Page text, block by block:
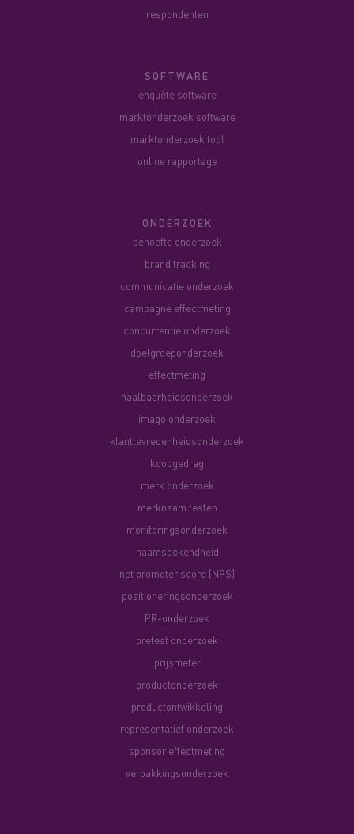
respondenten
SOFTWARE
enquête software
marktonderzoek software
marktonderzoek tool
online rapportage
ONDERZOEK
behoefte onderzoek
brand tracking
communicatie onderzoek
campagne effectmeting
concurrentie onderzoek
doelgroeponderzoek
effectmeting
haalbaarheidsonderzoek
imago onderzoek
klanttevredenheidsonderzoek
koopgedrag
merk onderzoek
merknaam testen
monitoringsonderzoek
naamsbekendheid
net promoter score (NPS)
positioneringsonderzoek
PR-onderzoek
pretest onderzoek
prijsmeter
productonderzoek
productontwikkeling
representatief onderzoek
sponsor effectmeting
verpakkingsonderzoek